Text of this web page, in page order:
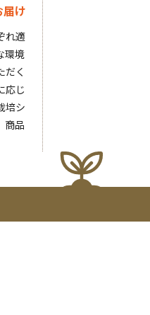
け
れ適
環境
だく
応じ
培シ
商品